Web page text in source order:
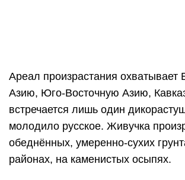
Ареал произрастания
Азию, Юго-Восточную Азию,
встречается лишь один
молодило русское. Живучка
обеднённых, умеренно-сухих
районах, на каменистых осыпях.